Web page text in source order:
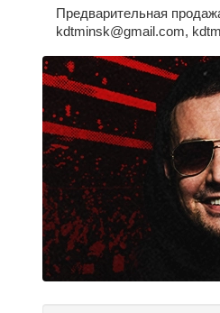
Предварительная
kdtminsk@gmail.com,